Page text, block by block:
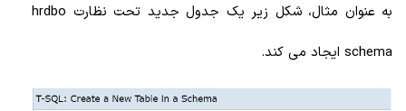
به عنوان مثال، شکل زیر یک جدول جدید تحت نظارت hrdbo
schema ایجاد می کند.